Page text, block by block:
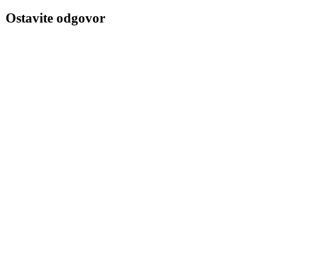
Ostavite odgovor